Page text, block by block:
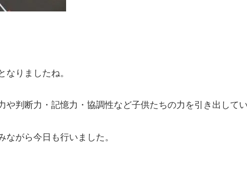
なりましたね。
や判断力・記憶力・協調性など子供たちの力を引き出してい
ながら今日も行いました。